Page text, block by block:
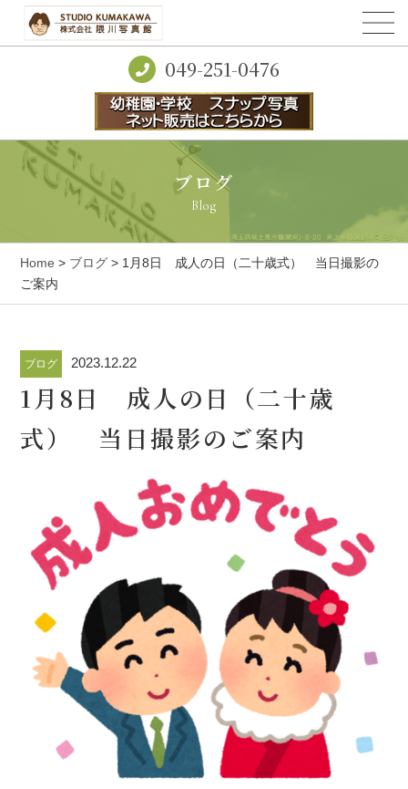
049-251-0476
ブログ
Blog
Home > ブログ > 1月8日 成人の日（二十歳式） 当日撮影の
ご案内
ブログ 2023.12.22
1月8日 成人の日（二十歳
式） 当日撮影のご案内